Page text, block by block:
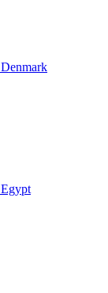
Denmark
Egypt